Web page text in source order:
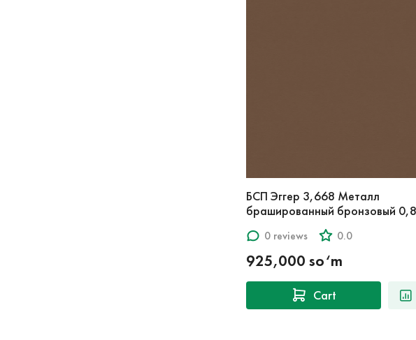
БСП Эггер 3,668 Металл
брашированный бронзовый
0 reviews 0.0
925,000 so‘m
Cart